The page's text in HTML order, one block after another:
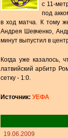
с 11-
под
в ход матча. К тому
Андрея Шевченко,
минут выпустил в
Когда уже казалось,
латвийский арбитр
сетку - 1:0.
Источник: УЕФА
19.06.2009